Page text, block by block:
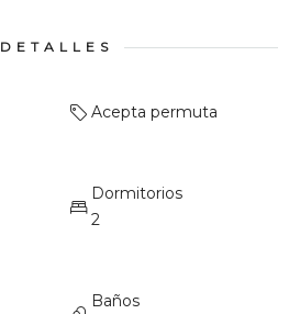
DETALLES
Acepta permuta
Dormitorios
2
Baños